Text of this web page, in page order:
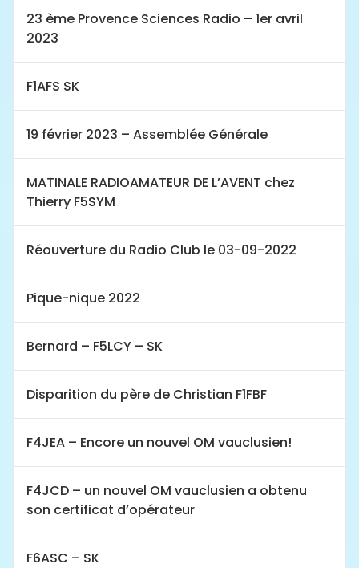
23 ème Provence Sciences Radio – 1er avril
2023
F1AFS SK
19 février 2023 – Assemblée Générale
MATINALE RADIOAMATEUR DE L’AVENT chez
Thierry F5SYM
Réouverture du Radio Club le 03-09-2022
Pique-nique 2022
Bernard – F5LCY – SK
Disparition du père de Christian F1FBF
F4JEA – Encore un nouvel OM vauclusien!
F4JCD – un nouvel OM vauclusien a obtenu
son certificat d’opérateur
F6ASC – SK